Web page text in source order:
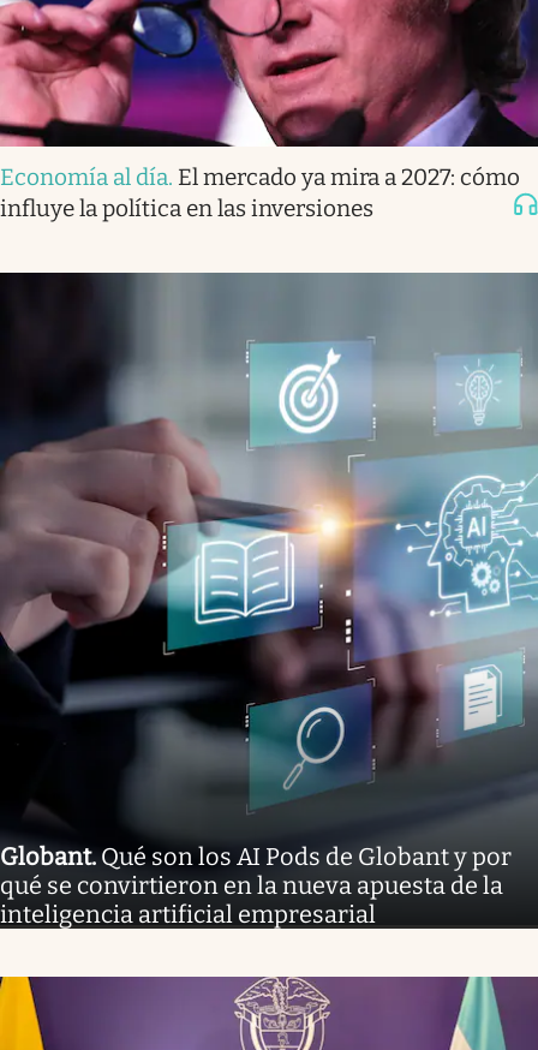
Economía al día. El mercado ya mira a 2027: cómo
influye la política en las inversiones
Globant.Qué son los AI Pods de Globant y por
qué se convirtieron en la nueva apuesta de la
inteligencia artificial empresarial